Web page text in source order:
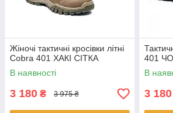
Жіночі тактичні кросівки літні
Cobra 401 ХАКІ СІТКА
В наявності
3 180 ₴ 3 975 ₴
401
В
3 180